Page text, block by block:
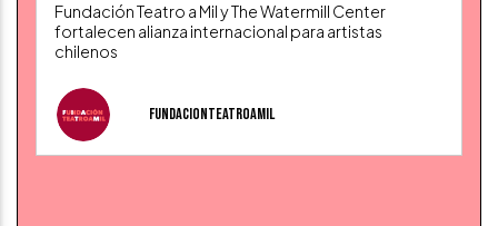
Fundación Teatro a Mil y The Watermill Center
fortalecen alianza internacional para artistas
chilenos
fundacionteatroamil